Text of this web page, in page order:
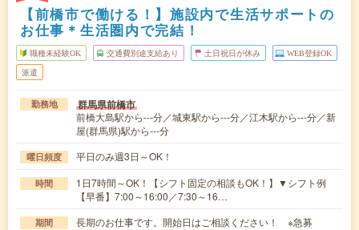
【前橋市で働ける！】施設内で生活サポートの
お仕事＊生活圏内で完結！
職種未経験OK 交通費別途支給あり 土日祝日が休み WEB登録OK
派遣
勤務地 群馬県前橋市
前橋大島駅から---分／城東駅から---分／江木駅から---分／新
屋(群馬県)駅から---分
曜日頻度 平日のみ週3日～OK！
時間
1日7時間～OK！【シフト固定の相談もOK！】▼シフト例
【早番】7:00～16:00／7:30～16…
期間 長期のお仕事です。開始日はご相談ください！ ※急募